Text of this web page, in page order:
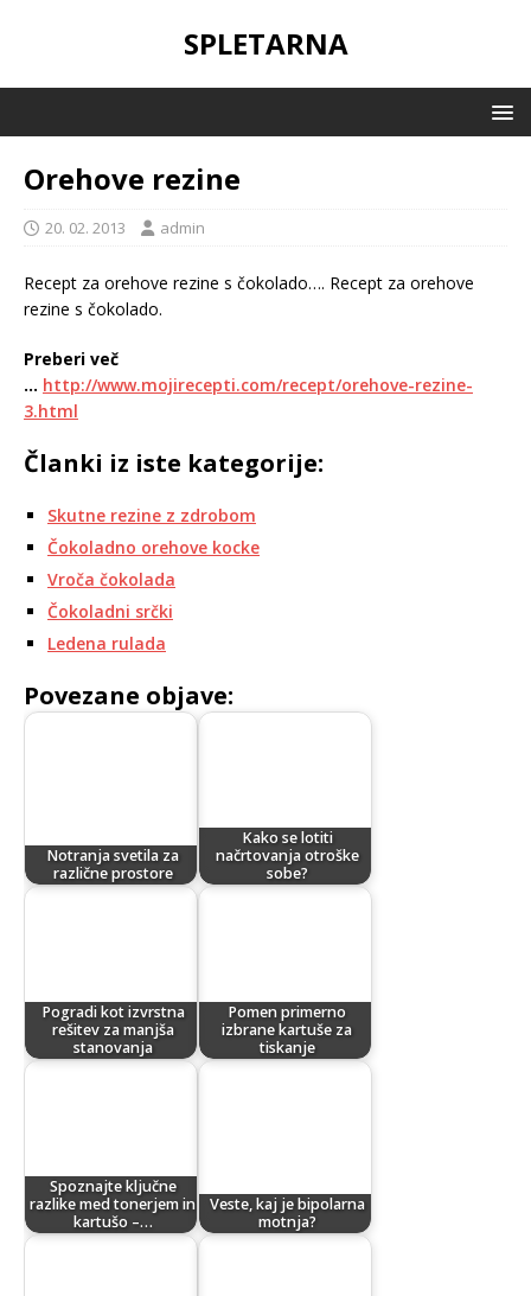
SPLETARNA
Orehove rezine
20. 02. 2013 admin
Recept za orehove rezine s čokolado…. Recept za orehove
rezine s čokolado.
Preberi več
… http://www.mojirecepti.com/recept/orehove-rezine-
3.html
Članki iz iste kategorije:
Skutne rezine z zdrobom
Čokoladno orehove kocke
Vroča čokolada
Čokoladni srčki
Ledena rulada
Povezane objave:
Notranja svetila za
različne prostore
Kako se lotiti
načrtovanja otroške
sobe?
Pogradi kot izvrstna
rešitev za manjša
stanovanja
Pomen primerno
izbrane kartuše za
tiskanje
Spoznajte ključne
razlike med tonerjem in
kartušo –…
Veste, kaj je bipolarna
motnja?